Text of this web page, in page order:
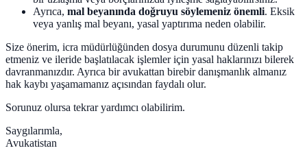
Ayrıca, mal beyanında doğruyu söylemeniz önemli. Eksik
veya yanlış mal beyanı, yasal yaptırıma neden olabilir.
Size önerim, icra müdürlüğünden dosya durumunu düzenli takip
etmeniz ve ileride başlatılacak işlemler için yasal haklarınızı bilerek
davranmanızdır. Ayrıca bir avukattan birebir danışmanlık almanız
hak kaybı yaşamamanız açısından faydalı olur.
Sorunuz olursa tekrar yardımcı olabilirim.
Saygılarımla,
Avukatistan